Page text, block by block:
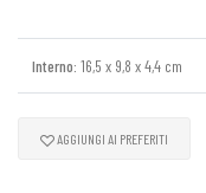
Interno: 16,5 x 9,8 x 4,4 cm
AGGIUNGI AI PREFERITI